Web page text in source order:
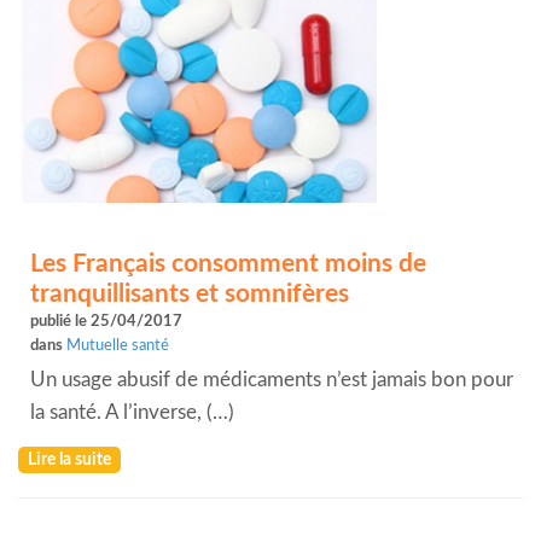
Les Français consomment moins de
tranquillisants et somnifères
publié le 25/04/2017
dans Mutuelle santé
Un usage abusif de médicaments n’est jamais bon pour
la santé. A l’inverse, (…)
Lire la suite